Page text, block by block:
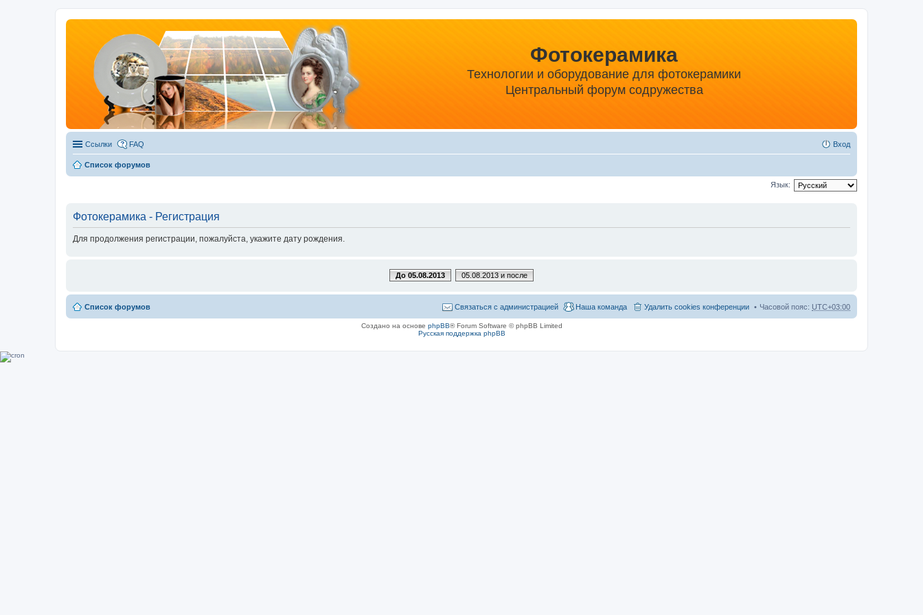
Фотокерамика
Технологии и оборудование для фотокерамики
Центральный форум содружества
Ссылки FAQ Вход
Список форумов
Язык:
Фотокерамика - Регистрация
Для продолжения регистрации, пожалуйста, укажите дату рождения.
До 05.08.2013 05.08.2013 и после
Список форумов Часовой пояс: UTC+03:00
Удалить cookies конференции
Наша команда
Связаться с администрацией
Создано на основе phpBB® Forum Software © phpBB Limited
Русская поддержка phpBB